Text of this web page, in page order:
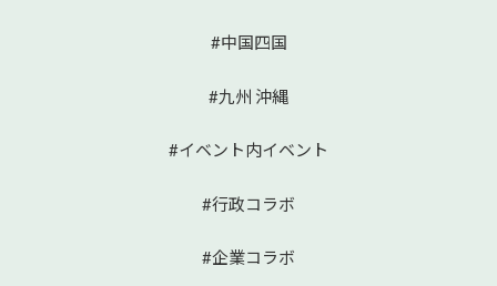
#中国四国
#九州 沖縄
#イベント内イベント
#行政コラボ
#企業コラボ